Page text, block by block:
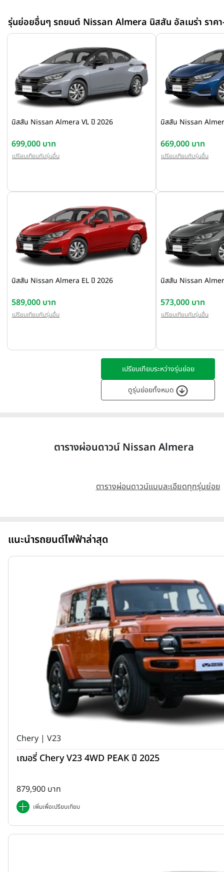
เทคโนโลยีความปลอดภัยรอบคัน ที่มาพร้อมระบบความปลอดภัยใหม่เ
อาทิ เทคโนโลยีเซนเซอร์ตรวจสอบลมยาง เทคโนโลยีเปิด-ปิดไฟสูงอัต
สื่อสาร และควบคุมรถได้จากระยะไกลผ่านสมาร์ทโฟน เพิ่มความสะด
เหลือได้ทันทีเมื่อมีเหตุฉุกเฉิน ด้านภายในห้องโดยสารกว้างขวาง เติม
เพิ่มความสะดวกกับ Wireless Charger และเทคโนโลยี Cruise
เมร่า ไปอีกขั้น
รุ่นย่อยอื่นๆ รถยนต์ Nissan Almera นิสสัน อัลเมร่า ราคา
นิสสัน Nissan Almera VL ปี 2026
699,000 บาท
เปรียบเทียบกับรุ่นอื่น
นิสสัน Nissan
669,000 บาท
เปรียบเทียบกับรุ่นอื่น
นิสสัน Nissan Almera EL ปี 2026
589,000 บาท
เปรียบเทียบกับรุ่นอื่น
นิสสัน Nissan
573,000 บาท
เปรียบเทียบกับรุ่นอื่น
เปรียบเทียบระหว่างรุ่นย่อย
ดูรุ่นย่อยทั้งหมด
ตารางผ่อนดาวน์ Nissan Almera
ตารางผ่อนดาวน์แบบละเอียดทุกรุ่นย่อย
แนะนำรถยนต์ไฟฟ้าล่าสุด
Chery | V23
เฌอรี่ Chery V23 4WD PEAK ปี 2025
879,900 บาท
เพิ่มเพื่อเปรียบเทียบ